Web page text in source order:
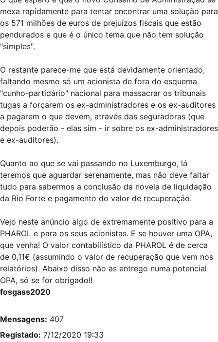
mexa rapidamente para tentar encontrar uma solução para
os 571 milhões de euros de prejuízos fiscais que estão
pendurados e que é o único tema que não tem solução
"simples".
O restante parece-me que está devidamente orientado,
faltando mesmo só um acionista de fora do esquema
"cunho-partidário" nacional para massacrar os tribunais
tugas a forçarem os ex-administradores e os ex-auditores
a pagarem o que devem, através das seguradoras (que
depois poderão - elas sim - ir sobre os ex-administradores
e ex-auditores).
Quanto ao que se vai passando no Luxemburgo, lá
teremos que aguardar serenamente, mas não deve faltar
tudo para sabermos a conclusão da novela de liquidação
da Rio Forte e pagamento do valor de recuperação.
Vejo neste anúncio algo de extremamente positivo para a
PHAROL e para os seus acionistas. E se houver uma OPA,
que venha! O valor contabilístico da PHAROL é de cerca
de 0,11€ (assumindo o valor de recuperação que vem nos
relatórios). Abaixo disso não as entrego numa potencial
OPA, só se for obrigado!!
fosgass2020
Mensagens: 407
Registado: 7/12/2020 19:33